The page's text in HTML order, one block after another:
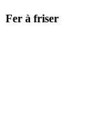
Fer à friser